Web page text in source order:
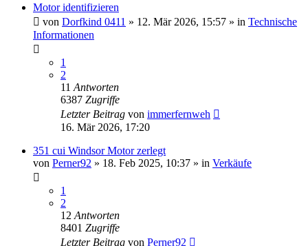
Motor identifizieren
von Dorfkind 0411 » 12. Mär 2026, 15:57 » in Technische
Informationen
1
2
11 Antworten
6387 Zugriffe
Letzter Beitrag von immerfernweh
16. Mär 2026, 17:20
351 cui Windsor Motor zerlegt
von Perner92 » 18. Feb 2025, 10:37 » in Verkäufe
1
2
12 Antworten
8401 Zugriffe
Letzter Beitrag von Perner92